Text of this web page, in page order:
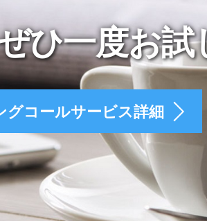
ひ一度お試
グコールサービス詳細